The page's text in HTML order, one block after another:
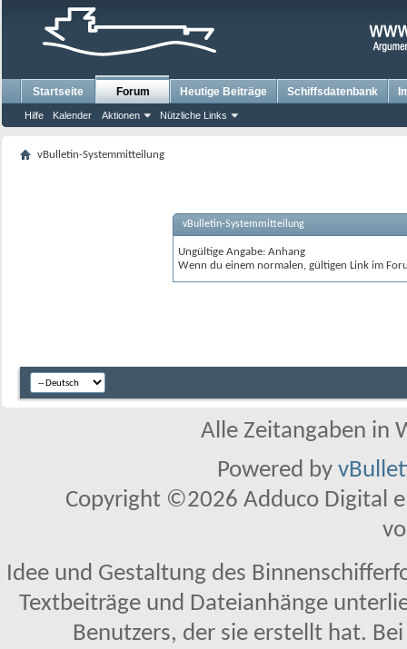
Startseite Forum
Hilfe Kalender Aktionen Nützliche Links
Heutige Beiträge Schiffsdatenbank
vBulletin-Systemmitteilung
vBulletin-Systemmitteilung
Ungültige Angabe: Anhang
Wenn du einem normalen, gültigen Link im
Alle Zeitangaben in
Powered by
Copyright ©2026 Adduco Digital
Idee und Gestaltung des
Textbeiträge und Dateianhänge
Benutzers, der sie erstellt hat.